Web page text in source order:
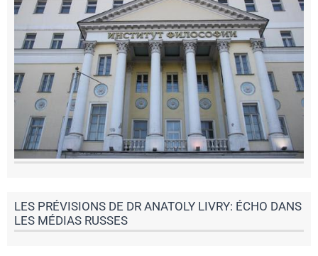
LES PRÉVISIONS DE DR ANATOLY LIVRY: ÉCHO DANS
LES MÉDIAS RUSSES